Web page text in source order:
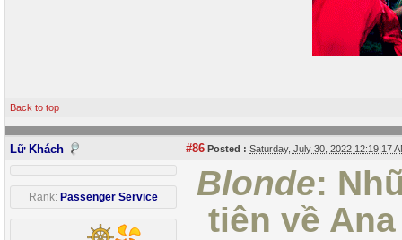
Back to top
Lữ Khách #86 Posted : Saturday, July 30, 2022 12:19:17
Rank: Passenger Service Blonde:
tiên về